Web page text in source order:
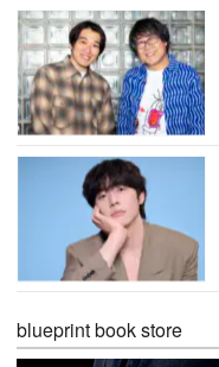
blueprint book store